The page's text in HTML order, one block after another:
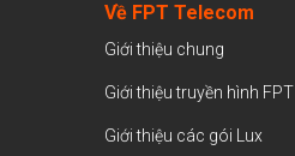
Về FPT Telecom
Giới thiệu chung
Giới thiệu truyền hình FPT
Giới thiệu các gói Lux